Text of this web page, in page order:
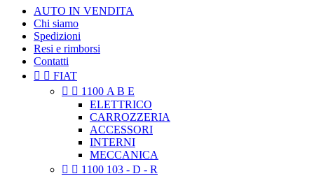
AUTO IN VENDITA
Chi siamo
Spedizioni
Resi e rimborsi
Contatti
  FIAT
  1100 A B E
ELETTRICO
CARROZZERIA
ACCESSORI
INTERNI
MECCANICA
  1100 103 - D - R